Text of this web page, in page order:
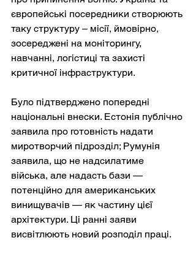
європейські посередники створюють
таку структуру – місії, ймовірно,
зосереджені на моніторингу,
навчанні, логістиці та захисті
критичної інфраструктури.
Було підтверджено попередні
національні внески. Естонія публічно
заявила про готовність надати
миротворчий підрозділ; Румунія
заявила, що не надсилатиме
війська, але надасть бази —
потенційно для американських
винищувачів — як частину цієї
архітектури. Ці ранні заяви
висвітлюють новий розподіл праці.